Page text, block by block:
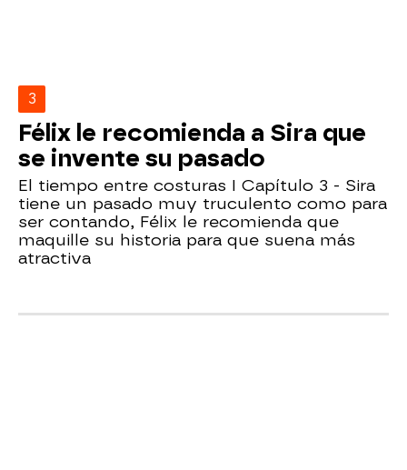
3
Félix le recomienda a Sira que
se invente su pasado
El tiempo entre costuras I Capítulo 3 - Sira
tiene un pasado muy truculento como para
ser contando, Félix le recomienda que
maquille su historia para que suena más
atractiva